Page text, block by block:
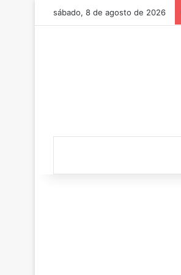
sábado, 8 de agosto de 2026